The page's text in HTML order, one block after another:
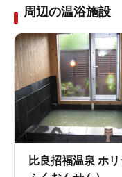
周辺の温浴施設
比良招福温泉 ホ